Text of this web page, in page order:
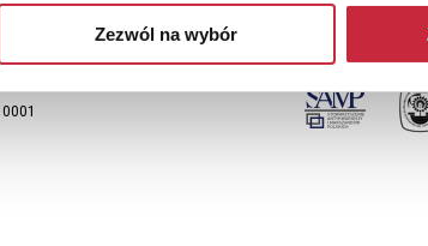
Zezwól na wybór